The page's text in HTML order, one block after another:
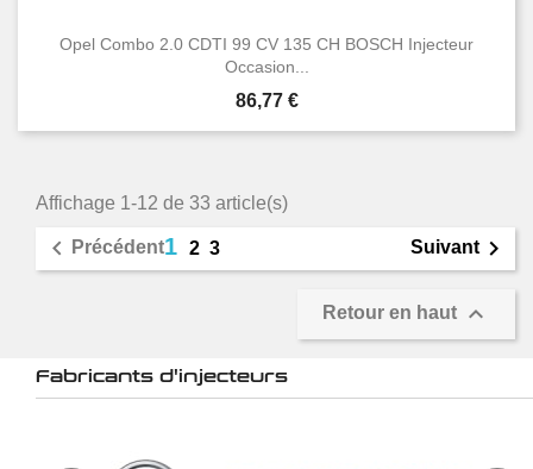
Opel Combo 2.0 CDTI 99 CV 135 CH BOSCH Injecteur
Occasion...
Prix
86,77 €
Affichage 1-12 de 33 article(s)
 Précédent1 2 3 Suivant
Retour en haut 
Fabricants d'injecteurs